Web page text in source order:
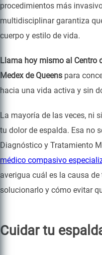
procedimientos más
multidisciplinar garantiza
cuerpo y estilo de vida.
Llama hoy mismo al Centro
Medex de Queens para
hacia una vida activa y sin
La mayoría de las veces, ni
tu dolor de espalda. Esa no
Diagnóstico y Tratamiento
médico compasivo
averigua cuál es la causa
solucionarlo y cómo evitar
Cuidar tu